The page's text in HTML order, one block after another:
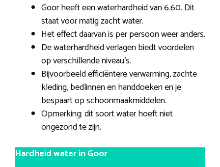
Goor heeft een waterhardheid van 6.60. Dit
staat voor matig zacht water.
Het effect daarvan is per persoon weer anders.
De waterhardheid verlagen biedt voordelen
op verschillende niveau’s.
Bijvoorbeeld efficiëntere verwarming, zachte
kleding, bedlinnen en handdoeken en je
bespaart op schoonmaakmiddelen.
Opmerking: dit soort water hoeft niet
ongezond te zijn.
Hardheid water in Goor